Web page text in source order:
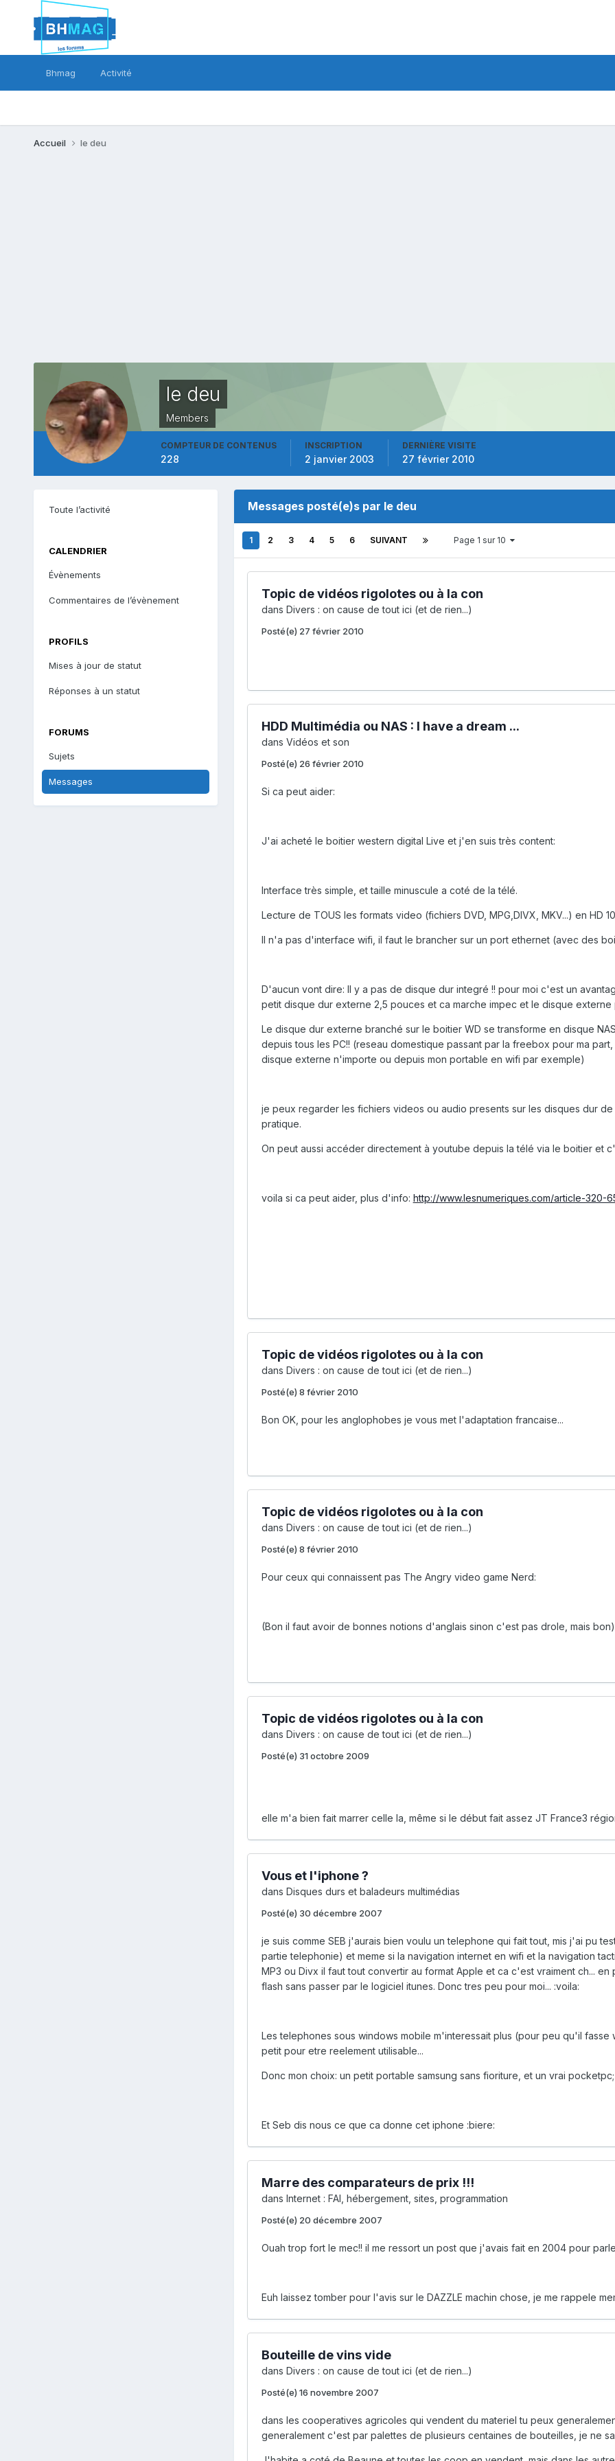
Bhmag Activité
Accueil le deu
le deu
Members
COMPTEUR DE CONTENUS
228
INSCRIPTION
2 janvier 2003
DERNIÈRE VISITE
27 février 2010
Toute l’activité
CALENDRIER
Évènements
Commentaires de l’évènement
PROFILS
Mises à jour de statut
Réponses à un statut
FORUMS
Sujets
Messages
Messages posté(e)s par le deu
1 2 3 4 5 6 SUIVANT Page 1 sur 10
Topic de vidéos rigolotes ou à la con
dans Divers : on cause de tout ici (et de rien...)
Posté(e) 27 février 2010
HDD Multimédia ou NAS : I have a dream ...
dans Vidéos et son
Posté(e) 26 février 2010
Si ca peut aider:
J'ai acheté le boitier western digital Live et j'en suis très content:
Interface très simple, et taille minuscule a coté de la télé.
Lecture de TOUS les formats video (fichiers DVD, MPG,DIVX, MKV...) en HD
Il n'a pas d'interface wifi, il faut le brancher sur un port ethernet (avec des
D'aucun vont dire: Il y a pas de disque dur integré !! pour moi c'est un
petit disque dur externe 2,5 pouces et ca marche impec et le disque externe
Le disque dur externe branché sur le boitier WD se transforme en disque
depuis tous les PC!! (reseau domestique passant par la freebox pour ma
disque externe n'importe ou depuis mon portable en wifi par exemple)
je peux regarder les fichiers videos ou audio presents sur les disques dur
pratique.
On peut aussi accéder directement à youtube depuis la télé via le boitier et
voila si ca peut aider, plus d'info: http://www.lesnumeriques.com/article-320-
Topic de vidéos rigolotes ou à la con
dans Divers : on cause de tout ici (et de rien...)
Posté(e) 8 février 2010
Bon OK, pour les anglophobes je vous met l'adaptation francaise...
Topic de vidéos rigolotes ou à la con
dans Divers : on cause de tout ici (et de rien...)
Posté(e) 8 février 2010
Pour ceux qui connaissent pas The Angry video game Nerd:
(Bon il faut avoir de bonnes notions d'anglais sinon c'est pas drole, mais bon)
Topic de vidéos rigolotes ou à la con
dans Divers : on cause de tout ici (et de rien...)
Posté(e) 31 octobre 2009
elle m'a bien fait marrer celle la, même si le début fait assez JT France3
Vous et l'iphone ?
dans Disques durs et baladeurs multimédias
Posté(e) 30 décembre 2007
je suis comme SEB j'aurais bien voulu un telephone qui fait tout, mis j'ai pu
partie telephonie) et meme si la navigation internet en wifi et la navigation
MP3 ou Divx il faut tout convertir au format Apple et ca c'est vraiment ch...
flash sans passer par le logiciel itunes. Donc tres peu pour moi... :voila:
Les telephones sous windows mobile m'interessait plus (pour peu qu'il
petit pour etre reelement utilisable...
Donc mon choix: un petit portable samsung sans fioriture, et un vrai
Et Seb dis nous ce que ca donne cet iphone :biere:
Marre des comparateurs de prix !!!
dans Internet : FAI, hébergement, sites, programmation
Posté(e) 20 décembre 2007
Ouah trop fort le mec!! il me ressort un post que j'avais fait en 2004 pour
Euh laissez tomber pour l'avis sur le DAZZLE machin chose, je me rappele
Bouteille de vins vide
dans Divers : on cause de tout ici (et de rien...)
Posté(e) 16 novembre 2007
dans les cooperatives agricoles qui vendent du materiel tu peux
generalement c'est par palettes de plusieurs centaines de bouteilles, je ne